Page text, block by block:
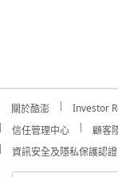
關於酷澎 Investor
信任管理中心
顧客
資訊安全及隱私保護認證